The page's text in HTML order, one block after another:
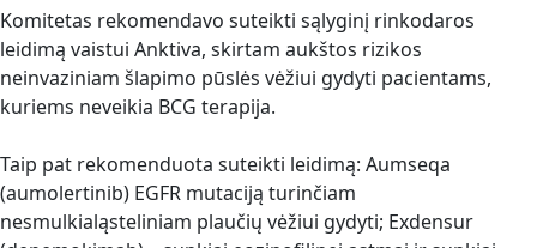
Komitetas rekomendavo suteikti sąlyginį rinkodaros
leidimą vaistui Anktiva, skirtam aukštos rizikos
neinvaziniam šlapimo pūslės vėžiui gydyti pacientams,
kuriems neveikia BCG terapija.
Taip pat rekomenduota suteikti leidimą: Aumseqa
(aumolertinib) EGFR mutaciją turinčiam
nesmulkialąsteliniam plaučių vėžiui gydyti; Exdensur